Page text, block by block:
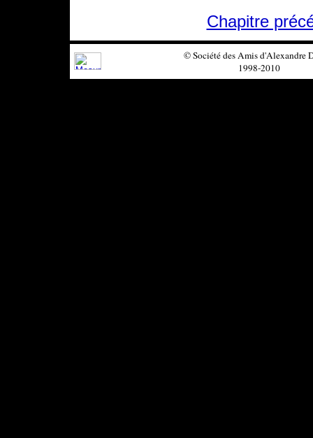
Chapitre
© Société des Amis d'Alexandre
1998-2010